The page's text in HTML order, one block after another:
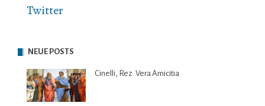
Twitter
NEUE POSTS
Cinelli, Rez. Vera Amicitia